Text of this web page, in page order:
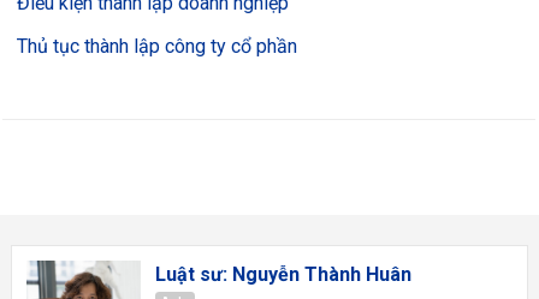
Thủ tục thành lập công ty cổ phần
Luật sư: Nguyễn Thành Huân